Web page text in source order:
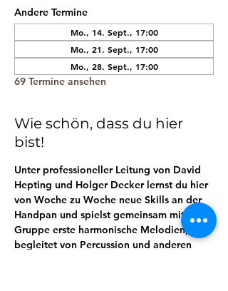
Andere Termine
Mo., 14. Sept., 17:00
Mo., 21. Sept., 17:00
Mo., 28. Sept., 17:00
69 Termine ansehen
Wie schön, dass du hier
bist!
Unter professioneller Leitung von David
Hepting und Holger Decker lernst du hier
von Woche zu Woche neue Skills an der
Handpan und spielst gemeinsam mit der
Gruppe erste harmonische Melodien,
begleitet von Percussion und anderen